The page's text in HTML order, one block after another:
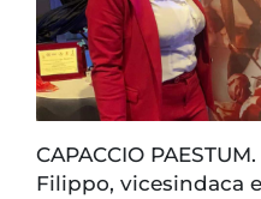
CAPACCIO
Filippo, vicesindaca